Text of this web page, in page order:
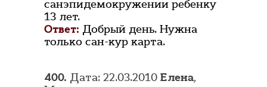
санэпидемокружении ребенку
13 лет.
Ответ: Добрый день. Нужна
только сан-кур карта.
400. Дата: 22.03.2010 Елена,